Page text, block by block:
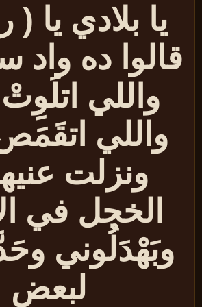
يا بلادي يا (
ده واد
واللي اتلَوِتْ
واللي
ونزلت
الخجل في
وبَهْدَلُوني
لبعض